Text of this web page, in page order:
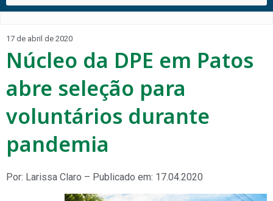
17 de abril de 2020
Núcleo da DPE em Patos
abre seleção para
voluntários durante
pandemia
Por: Larissa Claro – Publicado em: 17.04.2020